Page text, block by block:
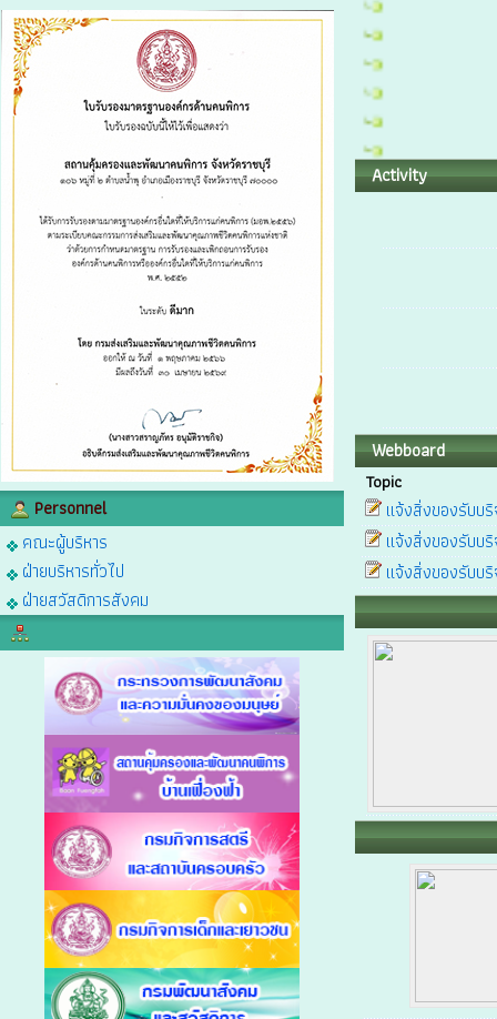
Personnel
คณะผู้บริหาร
ฝ่ายบริหารทั่วไป
ฝ่ายสวัสดิการสังคม
Activity
Webboard
Topic
แจ้งสิ่งของรับบ
แจ้งสิ่งของรับบ
แจ้งสิ่งของรับบ